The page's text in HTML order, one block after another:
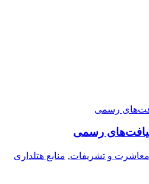
رسمی
معاشرت و تشریفات, منابع هتلداری